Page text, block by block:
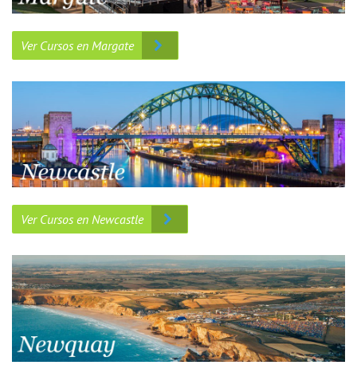
Ver Cursos en Margate
Ver Cursos en Newcastle